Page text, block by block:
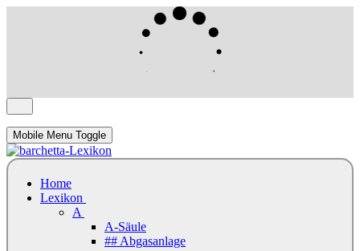
Mobile Menu Toggle
Home
Lexikon
A
A-Säule
## Abgasanlage